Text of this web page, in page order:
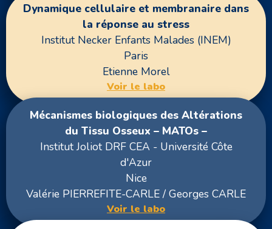
Dynamique cellulaire et membranaire dans
la réponse au stress
Institut Necker Enfants Malades (INEM)
Paris
Etienne Morel
Voir le labo
Mécanismes biologiques des Altérations
du Tissu Osseux – MATOs –
Institut Joliot DRF CEA - Université Côte
d'Azur
Nice
Valérie PIERREFITE-CARLE / Georges CARLE
Voir le labo